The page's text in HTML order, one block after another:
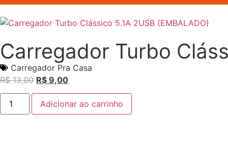
Carregador Turbo
Carregador Pra Casa
R$13,00 R$ 9,00
Adicionar ao carrinho